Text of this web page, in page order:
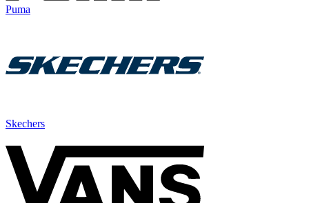
Puma
Skechers